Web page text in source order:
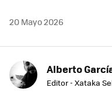
20 Mayo 2026
Alberto
Editor - Xataka